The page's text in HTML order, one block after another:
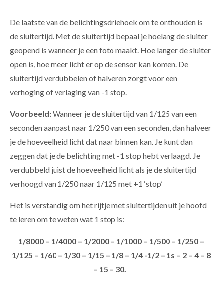
De laatste van de belichtingsdriehoek om te onthouden is
de sluitertijd. Met de sluitertijd bepaal je hoelang de sluiter
geopend is wanneer je een foto maakt. Hoe langer de sluiter
open is, hoe meer licht er op de sensor kan komen. De
sluitertijd verdubbelen of halveren zorgt voor een
verhoging of verlaging van -1 stop.
Voorbeeld:Wanneer je de sluitertijd van 1/125 van een
seconden aanpast naar 1/250 van een seconden, dan halveer
je de hoeveelheid licht dat naar binnen kan. Je kunt dan
zeggen dat je de belichting met -1 stop hebt verlaagd. Je
verdubbeld juist de hoeveelheid licht als je de sluitertijd
verhoogd van 1/250 naar 1/125 met +1 ‘stop’
Het is verstandig om het rijtje met sluitertijden uit je hoofd
te leren om te weten wat 1 stop is:
1/8000 – 1/4000 – 1/2000 – 1/1000 – 1/500 – 1/250 –
1/125 – 1/60 – 1/30 – 1/15 – 1/8 – 1/4 -1/2 – 1s – 2 – 4 – 8
– 15 – 30.